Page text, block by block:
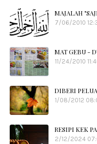
MAJALAH
7/06/2010
MAT GEBU -
11/24/2010
DIBERI
1/08/2012
RESIPI KEK
2/12/2024